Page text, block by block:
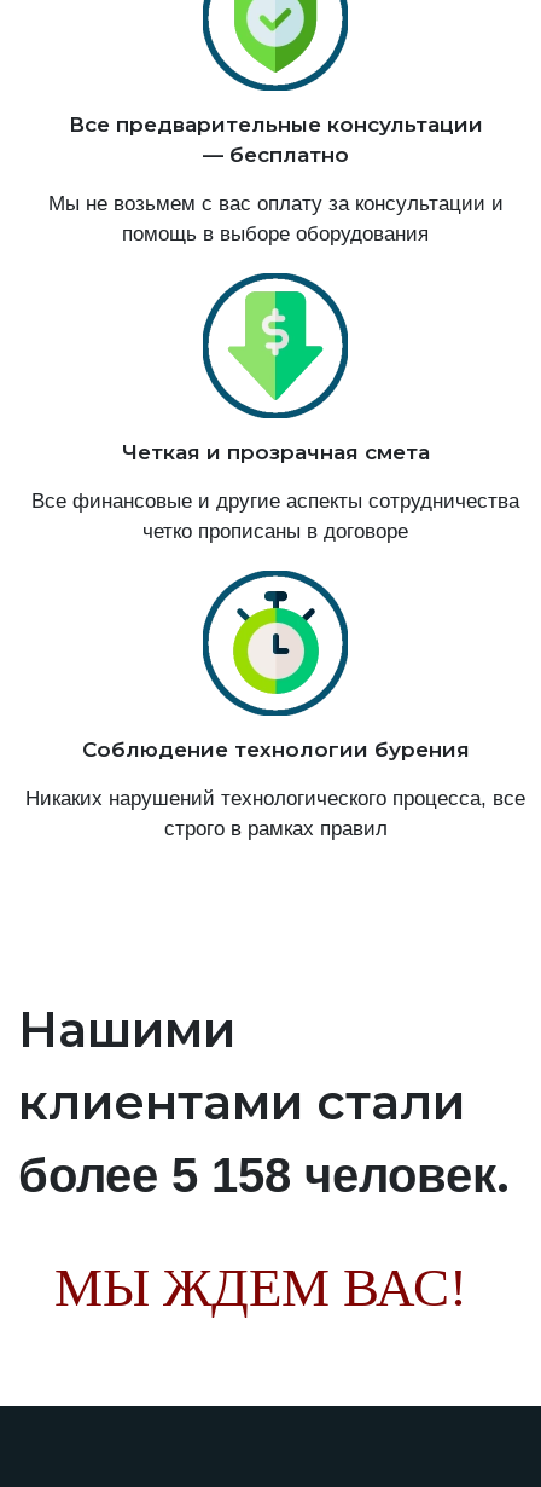
Все предварительные консультации
— бесплатно
Мы не возьмем с вас оплату за консультации и
помощь в выборе оборудования
Четкая и прозрачная смета
Все финансовые и другие аспекты сотрудничества
четко прописаны в договоре
Соблюдение технологии бурения
Никаких нарушений технологического процесса, все
строго в рамках правил
Нашими
клиентами стали
более 5 158 человек.
МЫ ЖДЕМ ВАС!